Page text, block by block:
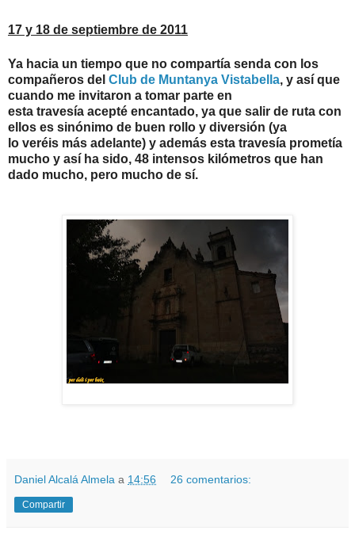
17 y 18 de septiembre de 2011
Ya hacia un tiempo que no compartía senda con los
compañeros del Club de Muntanya Vistabella, y así que
cuando me invitaron a tomar parte en
esta travesía acepté encantado, ya que salir de ruta con
ellos es sinónimo de buen rollo y diversión (ya
lo veréis más adelante) y además esta travesía prometía
mucho y así ha sido, 48 intensos kilómetros que han
dado mucho, pero mucho de sí.
Daniel Alcalá Almela a 14:56 26 comentarios:
Compartir